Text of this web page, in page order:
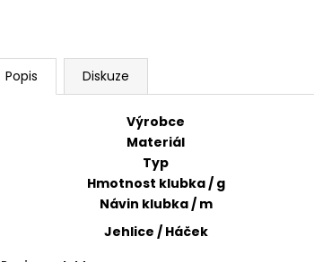
Popis Diskuze
Výrobce
Materiál
Typ
Hmotnost klubka / g
Návin klubka / m
Jehlice / Háček